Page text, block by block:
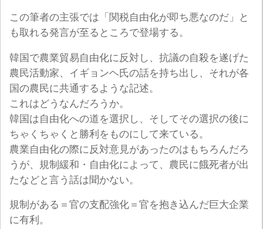
この筆者の主張では「関税自由化が即ち悪なのだ」と
も取れる発言が至るところで登場する。
韓国で農業貿易自由化に反対し、抗議の自殺を遂げた
農民活動家、イギョンヘ氏の話を持ち出し、それが各
国の農民に共通するような記述。
これはどうなんだろうか。
韓国は自由化への道を選択し、そしてその選択の後に
ちゃくちゃくと勝利をものにして来ている。
農業自由化の際に反対意見があったのはもちろんだろ
うが、規制緩和・自由化によって、農民に餓死者が出
たなどと言う話は聞かない。
規制がある＝官の支配強化＝官を抱き込んだ巨大企業
に有利。